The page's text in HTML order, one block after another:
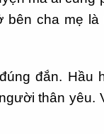
bên cha mẹ là
đắn. Hầu
thân yêu.